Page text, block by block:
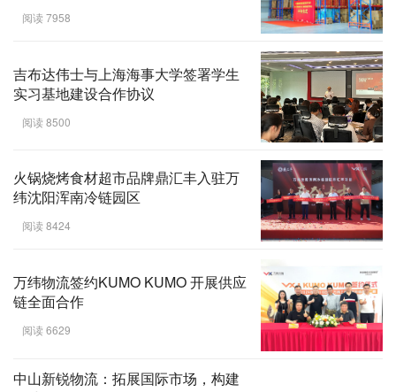
阅读 7958
吉布达伟士与上海海事大学签署学生
实习基地建设合作协议
阅读 8500
火锅烧烤食材超市品牌鼎汇丰入驻万
纬沈阳浑南冷链园区
阅读 8424
万纬物流签约KUMO KUMO 开展供应
链全面合作
阅读 6629
中山新锐物流：拓展国际市场，构建